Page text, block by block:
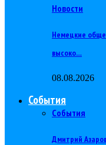
Новости
Немецкие
высоко…
08.08.2026
События
События
Дмитрий